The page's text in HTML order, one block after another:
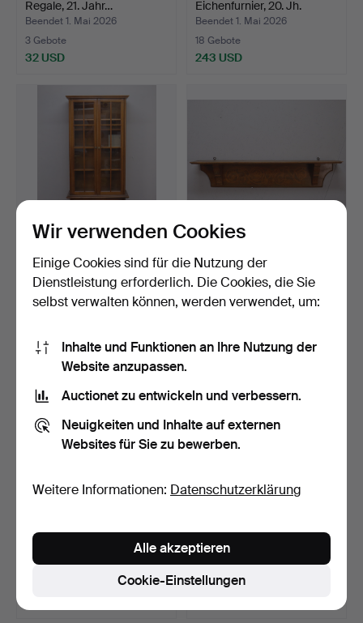
Regale, 21. Jahr…
Beendet 1. Mai 2026
3 Gebote
32 USD
Eichenfurnier, 20. Jh.
Beendet 1. Mai 2026
18 Gebote
243 USD
BÜCHERSCHRANK, 20. Jh.
Beendet 24. Apr 2026
WANDREGAL, Jugendstil,
geschnitztes Holz, …
Beendet 19. Apr 2026
WASCHTISCH, England,
Mahagoni, Eckmodell, …
Beendet 19. Apr 2026
HUTABLAGE, Jugendstil,
bemaltes Holz mit K…
Beendet 19. Apr 2026
14 Gebote
Wir verwenden Cookies
Einige Cookies sind für die Nutzung der
Dienstleistung erforderlich. Die Cookies, die Sie
selbst verwalten können, werden verwendet, um:
Inhalte und Funktionen an Ihre Nutzung der
Website anzupassen.
Auctionet zu entwickeln und verbessern.
Neuigkeiten und Inhalte auf externen
Websites für Sie zu bewerben.
Weitere Informationen: Datenschutzerklärung
Cookie-Einstellungen
Alle akzeptieren